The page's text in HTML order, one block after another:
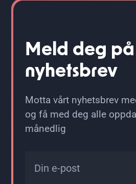
Meld deg
nyhetsbrev
Motta vårt nyhetsbrev
og få med deg alle
månedlig